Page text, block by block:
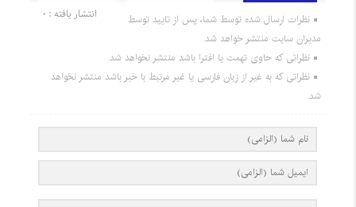
انتشار یافته : 0
نظرات ارسال شده توسط شما، پس از تایید توسط
مدیران سایت منتشر خواهد شد.
نظراتی که حاوی تهمت یا افترا باشد منتشر نخواهد شد.
نظراتی که به غیر از زبان فارسی یا غیر مرتبط با خبر باشد منتشر نخواهد
شد.